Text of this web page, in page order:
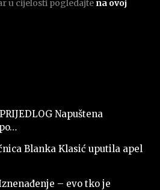
u cijelosti pogledajte na ovoj
Napuštena
Blanka Klasić uputila apel
– evo tko je